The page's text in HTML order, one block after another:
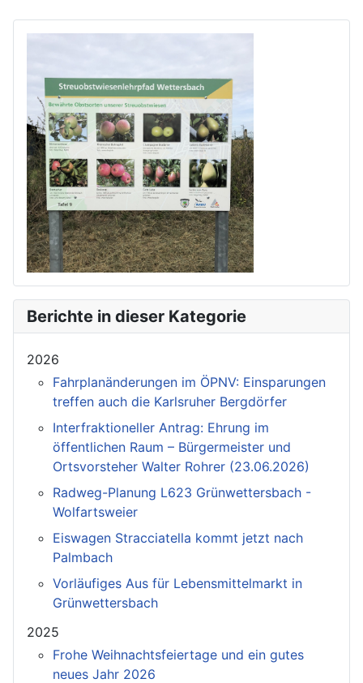
Berichte in dieser Kategorie
2026
Fahrplanänderungen im ÖPNV: Einsparungen
treffen auch die Karlsruher Bergdörfer
Interfraktioneller Antrag: Ehrung im
öffentlichen Raum – Bürgermeister und
Ortsvorsteher Walter Rohrer (23.06.2026)
Radweg-Planung L623 Grünwettersbach -
Wolfartsweier
Eiswagen Stracciatella kommt jetzt nach
Palmbach
Vorläufiges Aus für Lebensmittelmarkt in
Grünwettersbach
2025
Frohe Weihnachtsfeiertage und ein gutes
neues Jahr 2026